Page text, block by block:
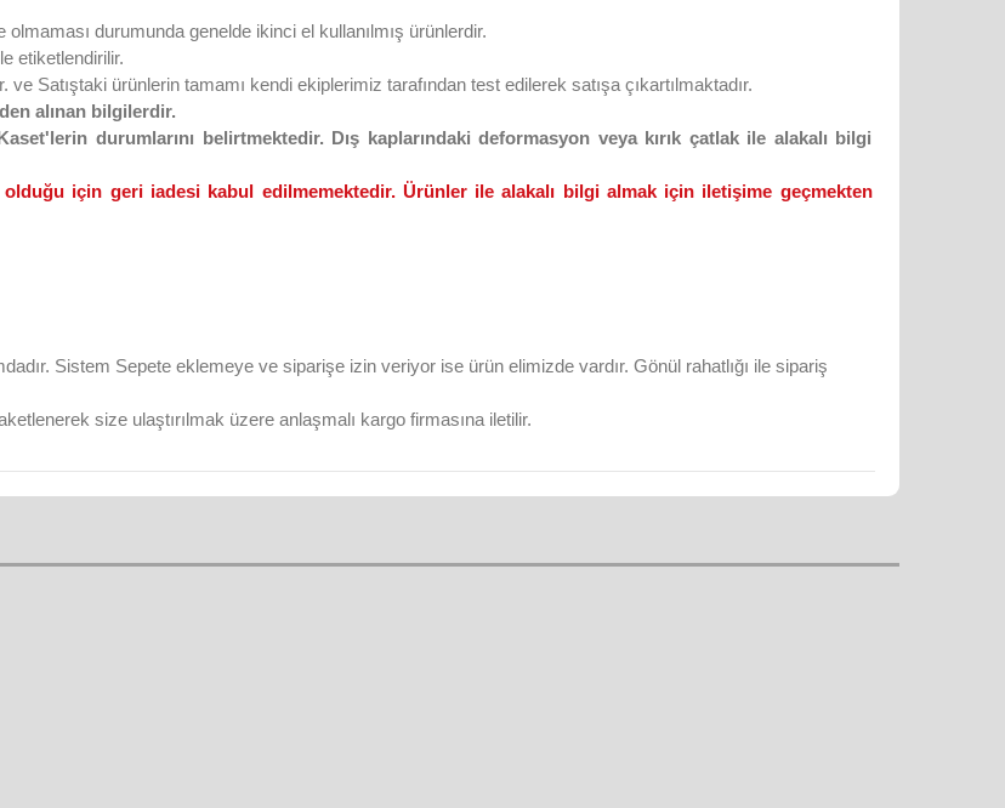
olmaması durumunda genelde ikinci el kullanılmış ürünlerdir.
etiketlendirilir.
Satıştaki ürünlerin tamamı kendi ekiplerimiz tarafından test edilerek satışa çıkartılmaktadır.
alınan bilgilerdir.
durumlarını belirtmektedir. Dış kaplarındaki deformasyon veya kırık çatlak ile alakalı bilgi
olduğu için geri iadesi kabul edilmemektedir. Ürünler ile alakalı bilgi almak için iletişime geçmekten
Sistem Sepete eklemeye ve siparişe izin veriyor ise ürün elimizde vardır. Gönül rahatlığı ile sipariş
size ulaştırılmak üzere anlaşmalı kargo firmasına iletilir.